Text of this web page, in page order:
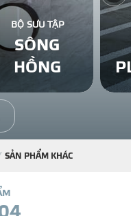
GẠCH ỐP LÁT
BÊ TÔNG KHÍ
NGÓI LỢP
BỘ SƯU TẬP
SÔNG
HỒNG
SẢN PHẨM KHÁC
M